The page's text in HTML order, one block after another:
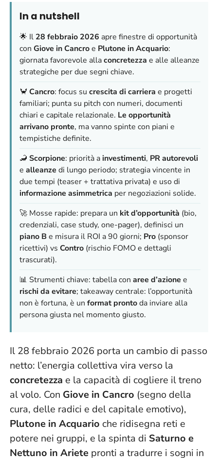
In a nutshell
🌟 Il 28 febbraio 2026 apre finestre di opportunità
con Giove in Cancroe Plutone in Acquario:
giornata favorevole allaconcretezza e alle alleanze
strategiche per due segni chiave.
🦀 Cancro: focus su crescita di carriera e progetti
familiari; punta su pitch con numeri, documenti
chiari e capitale relazionale. Le opportunità
arrivano pronte, ma vanno spinte con piani e
tempistiche definite.
🦂 Scorpione: priorità a investimenti, PR autorevoli
e alleanze di lungo periodo; strategia vincente in
due tempi (teaser + trattativa privata) e uso di
informazione asimmetrica per negoziazioni solide.
🚀 Mosse rapide: prepara un kit d’opportunità (bio,
credenziali, case study, one-pager), definisci un
piano Be misura il ROI a 90 giorni; Pro (sponsor
ricettivi) vs Contro (rischio FOMO e dettagli
trascurati).
📊 Strumenti chiave: tabella con aree d’azione e
rischi da evitare; takeaway centrale: l’opportunità
non è fortuna, è un format prontoda inviare alla
persona giusta nel momento giusto.
Il 28 febbraio 2026 porta un cambio di passo
netto: l’energia collettiva vira verso la
concretezza e la capacità di cogliere il treno
al volo. Con Giove in Cancro (segno della
cura, delle radici e del capitale emotivo),
Plutone in Acquario che ridisegna reti e
potere nei gruppi, e la spinta di Saturno e
Nettuno in Ariete pronti a tradurre i sogni in